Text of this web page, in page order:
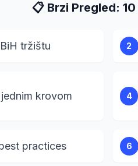
📋 Brzi Pregled:
tržištu 2
krovom 4
practices 6